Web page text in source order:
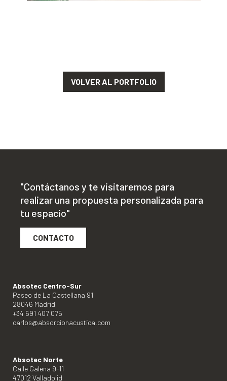
VOLVER AL PORTFOLIO
"Contáctanos y te visitaremos para
realizar una propuesta personalizada para
tu espacio"
CONTACTO
Absotec Centro-Sur
Paseo de La Castellana 91
28046 Madrid
+34 691 407 075
carlos@absorcionacustica.com
Absotec Norte
Calle Galena 9-11
47012 Valladolid